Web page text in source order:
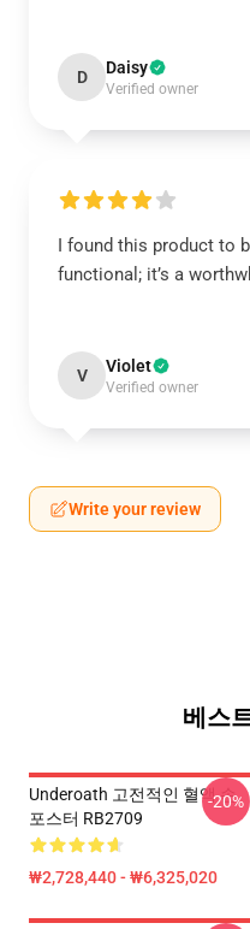
D Daisy
Verified owner
I found this product to
functional; it’s a
V Violet
Verified owner
Write your review
베스
Underoath 고전적인 혈액 손
포스터 RB2709
₩2,728,440 - ₩6,325,020
-20%